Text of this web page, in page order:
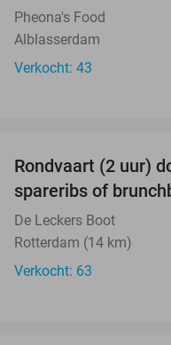
Pheona's Food
Alblasserdam
Verkocht: 43
Rondvaart (2 uur)
spareribs of
De Leckers Boot
Rotterdam (14 km)
Verkocht: 63